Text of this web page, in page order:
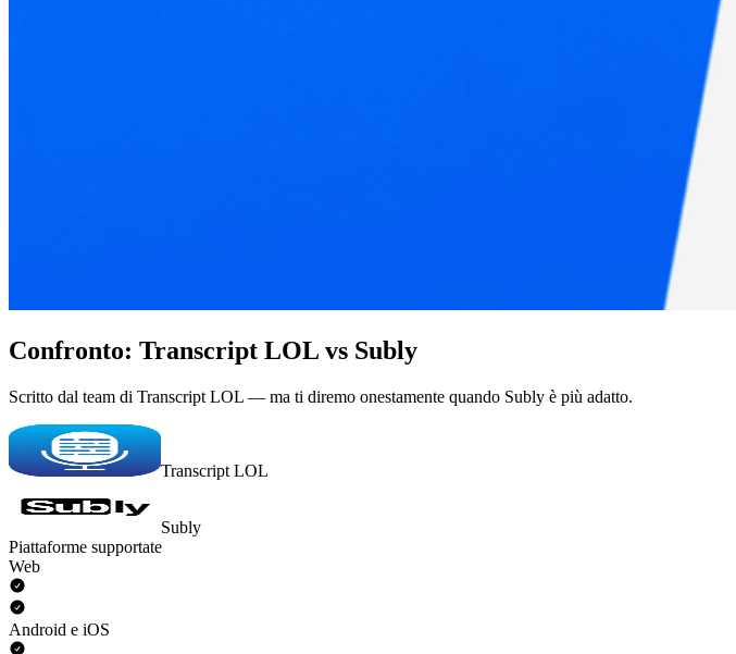
Confronto: Transcript LOL vs Subly
Scritto dal team di Transcript LOL — ma ti diremo onestamente quando Subly è più adatto.
Transcript LOL
Subly
Piattaforme supportate
Web
Android e iOS